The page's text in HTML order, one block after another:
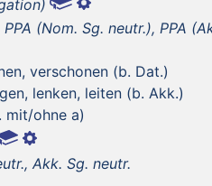
(Nom. Sg. neutr.), PPA
verschonen (b. Dat.)
lenken, leiten (b. Akk.)
mit/ohne a)
Akk. Sg. neutr.